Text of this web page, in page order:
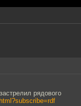
рядового